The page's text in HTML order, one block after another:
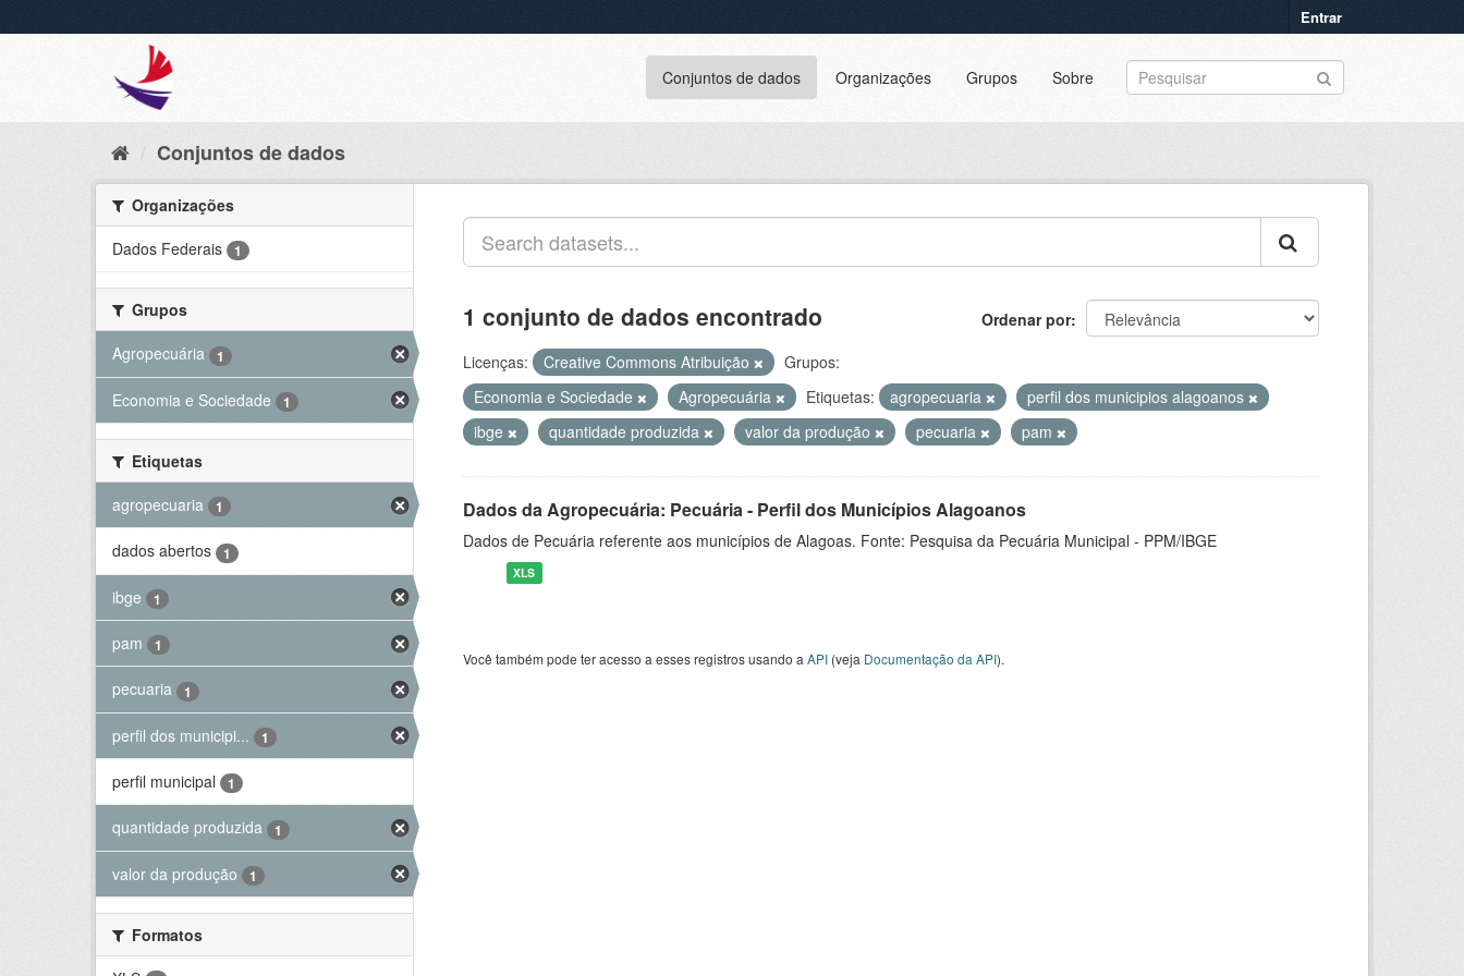
Entrar
Conjuntos de dados Organizações Grupos Sobre
Conjuntos de dados
Organizações
Dados Federais
1
Grupos
Agropecuária
1
Economia e Sociedade 1
Etiquetas
agropecuaria
1
dados abertos 1
ibge 1
pam 1
pecuaria 1
perfil dos municipi... 1
perfil municipal 1
quantidade produzida 1
valor da produção 1
Formatos
Ordenar por
1 conjunto de dados encontrado
Licenças: Creative Commons Atribuição
Grupos:
Economia e Sociedade
Agropecuária Etiquetas: agropecuaria
perfil dos municipios alagoanos
ibge
quantidade produzida valor da produção pecuaria pam
Dados da Agropecuária: Pecuária - Perfil dos Municípios Alagoanos
Dados de Pecuária referente aos municípios de Alagoas. Fonte: Pesquisa da Pecuária Municipal - PPM/IBGE
XLS
Você também pode ter acesso a esses registros usando a API (veja Documentação da API).